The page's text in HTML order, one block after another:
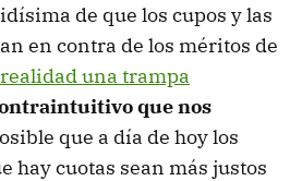
de que los cupos y las
en contra de los méritos de
una trampa
que nos
que a día de hoy los
hay cuotas sean más justos